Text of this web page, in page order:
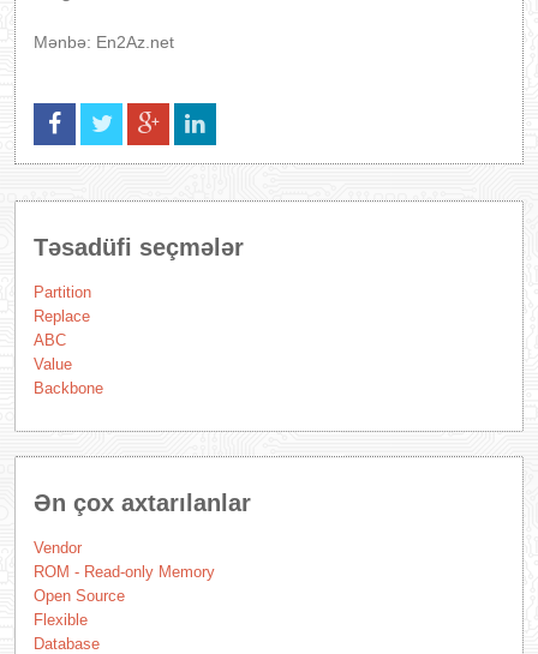
Mənbə: En2Az.net
Təsadüfi seçmələr
Partition
Replace
АВС
Value
Backbone
Ən çox axtarılanlar
Vendor
ROM - Read-only Memory
Open Source
Flexible
Database